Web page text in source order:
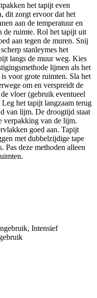
het tapijt even
dit zorgt ervoor dat het
aan de temperatuur en
de ruimte. Rol het tapijt uit
aan tegen de muren. Snij
stanleymes het
langs de muur weg. Kies
lijmen als het
voor grote ruimten. Sla het
om en verspreidt de
vloer (gebruik eventueel
het tapijt langzaam terug
van lijm. De droogtijd staat
verpakking van de lijm.
goed aan. Tapijt
met dubbelzijdige tape
Pas deze methoden alleen
, Intensief